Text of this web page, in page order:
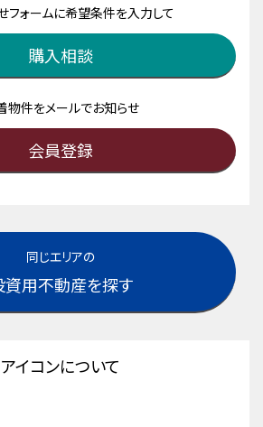
フォームに希望条件を入力して
購入相談
物件をメールでお知らせ
会員登録
同じエリアの
資用不動産を探す
アイコンについて